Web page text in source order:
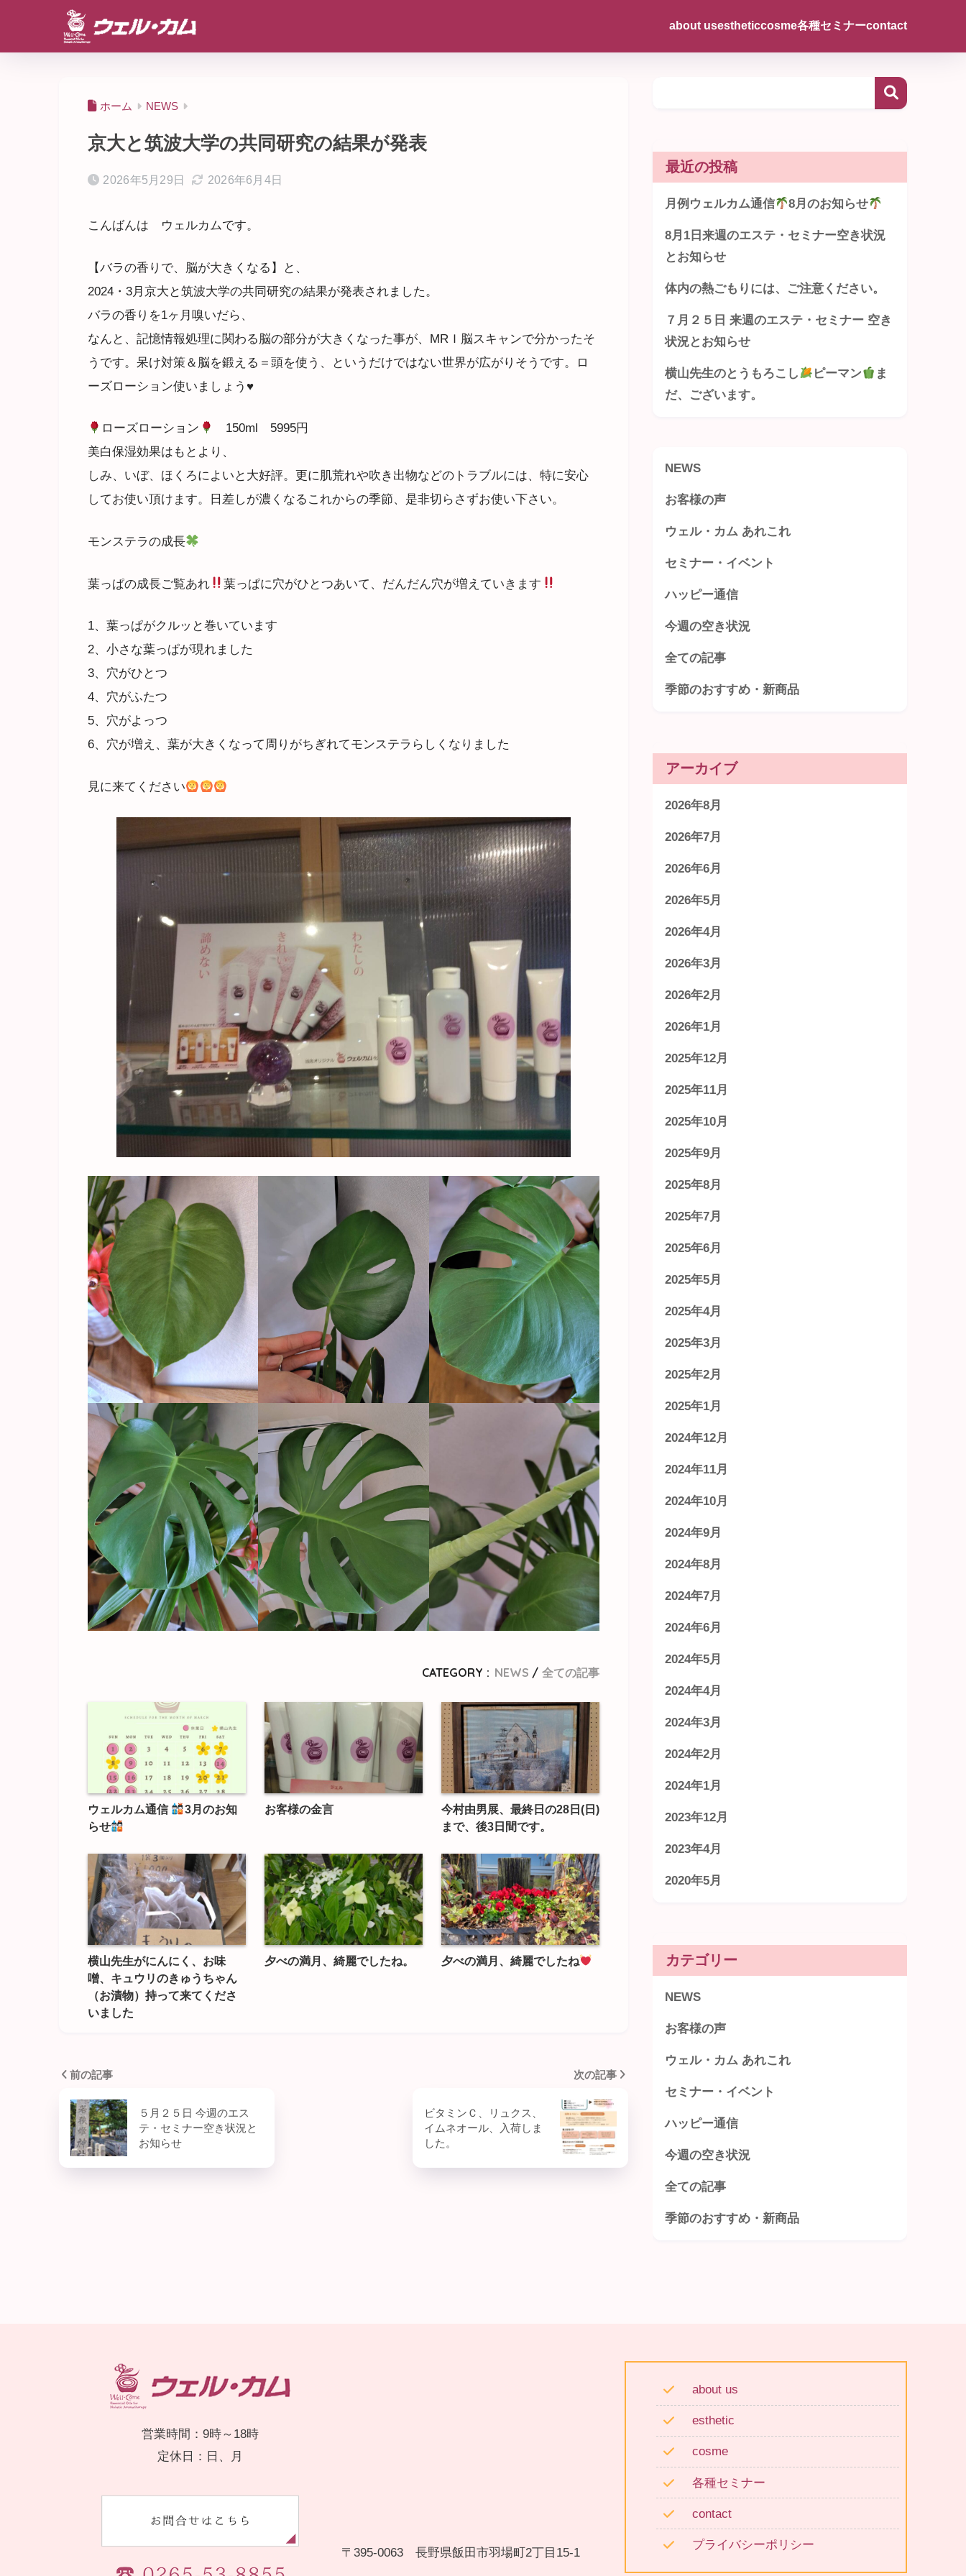
about usestheticcosme各種セミナーcontact
ホーム NEWS
京大と筑波大学の共同研究の結果が発表
2026年5月29日 2026年6月4日
こんばんは ウェルカムです。
【バラの香りで、脳が大きくなる】と、
2024・3月京大と筑波大学の共同研究の結果が発表されました。
バラの香りを1ヶ月嗅いだら、
なんと、記憶情報処理に関わる脳の部分が大きくなった事が、МRＩ脳スキャンで分かったそ
うです。呆け対策＆脳を鍛える＝頭を使う、というだけではない世界が広がりそうです。ロ
ーズローション使いましょう♥
ローズローション
150ml 5995円
美白保湿効果はもとより、
しみ、いぼ、ほくろによいと大好評。更に肌荒れや吹き出物などのトラブルには、特に安心
してお使い頂けます。日差しが濃くなるこれからの季節、是非切らさずお使い下さい。
モンステラの成長
葉っぱの成長ご覧あれ 葉っぱに穴がひとつあいて、だんだん穴が増えていきます
1、葉っぱがクルッと巻いています
2、小さな葉っぱが現れました
3、穴がひとつ
4、穴がふたつ
5、穴がよっつ
6、穴が増え、葉が大きくなって周りがちぎれてモンステラらしくなりました
見に来てください
CATEGORY : NEWS 全ての記事
ウェルカム通信
3月のお知
らせ
お客様の金言
今村由男展、最終日の28日(日)
まで、後3日間です。
横山先生がにんにく、お味
噌、キュウリのきゅうちゃん
（お漬物）持って来てくださ
いました
夕べの満月、綺麗でしたね。 夕べの満月、綺麗でしたね
前の記事
５月２５日 今週のエス
テ・セミナー空き状況と
お知らせ
次の記事
ビタミンＣ、リュクス、
イムネオール、入荷しま
した。
最近の投稿
月例ウェルカム通信 8月のお知らせ
8月1日来週のエステ・セミナー空き状況
とお知らせ
体内の熱ごもりには、ご注意ください。
７月２５日 来週のエステ・セミナー 空き
状況とお知らせ
横山先生のとうもろこし ピーマン
ま
だ、ございます。
NEWS
お客様の声
ウェル・カム あれこれ
セミナー・イベント
ハッピー通信
今週の空き状況
全ての記事
季節のおすすめ・新商品
アーカイブ
2026年8月
2026年7月
2026年6月
2026年5月
2026年4月
2026年3月
2026年2月
2026年1月
2025年12月
2025年11月
2025年10月
2025年9月
2025年8月
2025年7月
2025年6月
2025年5月
2025年4月
2025年3月
2025年2月
2025年1月
2024年12月
2024年11月
2024年10月
2024年9月
2024年8月
2024年7月
2024年6月
2024年5月
2024年4月
2024年3月
2024年2月
2024年1月
2023年12月
2023年4月
2020年5月
カテゴリー
NEWS
お客様の声
ウェル・カム あれこれ
セミナー・イベント
ハッピー通信
今週の空き状況
全ての記事
季節のおすすめ・新商品
営業時間：9時～18時
定休日：日、月
〒395-0063 長野県飯田市羽場町2丁目15-1
about us
esthetic
cosme
各種セミナー
contact
プライバシーポリシー